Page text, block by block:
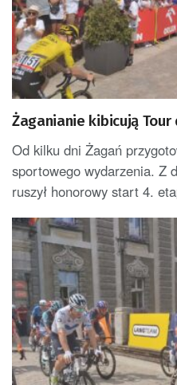
Żaganianie kibicują Tour
Od kilku dni Żagań
sportowego wydarzenia. Z
ruszył honorowy start 4.